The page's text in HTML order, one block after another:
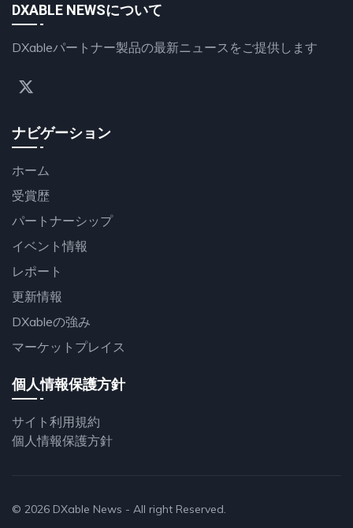
DXABLE NEWSについて
DXableパートナー製品の最新ニュースをご提供します
ナビゲーション
ホーム
受賞歴
パートナーシップ
イベント情報
レポート
更新情報
DXableの強み
マーケットプレイス
個人情報保護方針
サイト利用規約
個人情報保護方針
© 2026 DXable News - All right Reserved.